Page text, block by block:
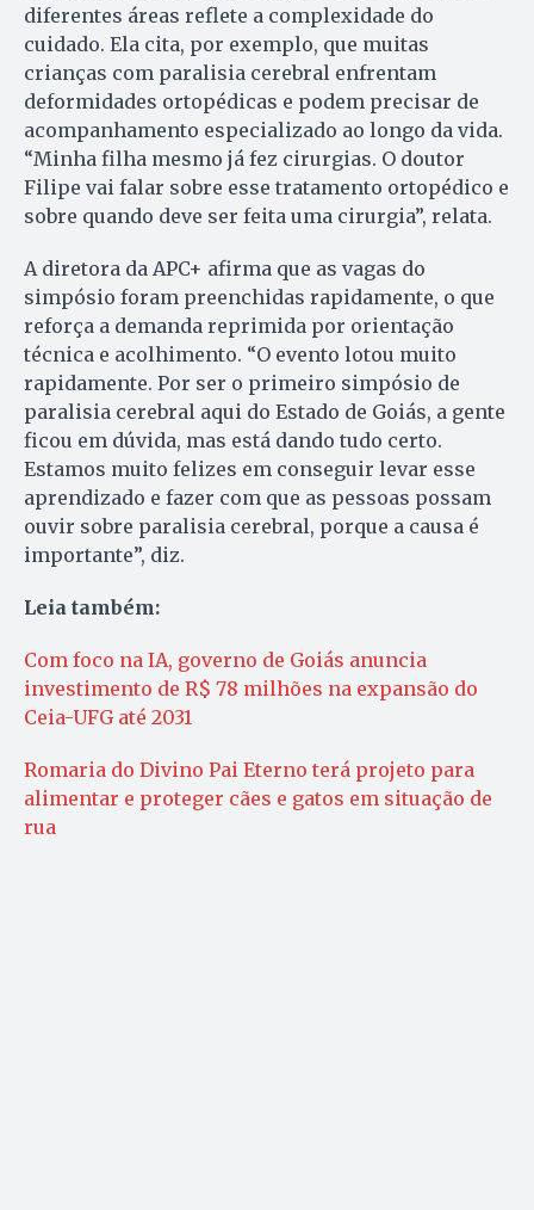
diferentes áreas reflete a complexidade do
cuidado. Ela cita, por exemplo, que muitas
crianças com paralisia cerebral enfrentam
deformidades ortopédicas e podem precisar de
acompanhamento especializado ao longo da vida.
“Minha filha mesmo já fez cirurgias. O doutor
Filipe vai falar sobre esse tratamento ortopédico e
sobre quando deve ser feita uma cirurgia”, relata.
A diretora da APC+ afirma que as vagas do
simpósio foram preenchidas rapidamente, o que
reforça a demanda reprimida por orientação
técnica e acolhimento. “O evento lotou muito
rapidamente. Por ser o primeiro simpósio de
paralisia cerebral aqui do Estado de Goiás, a gente
ficou em dúvida, mas está dando tudo certo.
Estamos muito felizes em conseguir levar esse
aprendizado e fazer com que as pessoas possam
ouvir sobre paralisia cerebral, porque a causa é
importante”, diz.
Leia também:
Com foco na IA, governo de Goiás anuncia
investimento de R$ 78 milhões na expansão do
Ceia-UFG até 2031
Romaria do Divino Pai Eterno terá projeto para
alimentar e proteger cães e gatos em situação de
rua